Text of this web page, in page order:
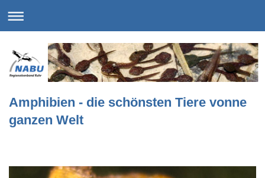
Amphibien - die schönsten Tiere vonne
ganzen Welt